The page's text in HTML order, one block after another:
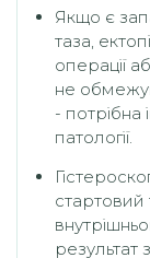
Якщо є
таза,
операції
не
- потрібна
патології.
стартовий
результат